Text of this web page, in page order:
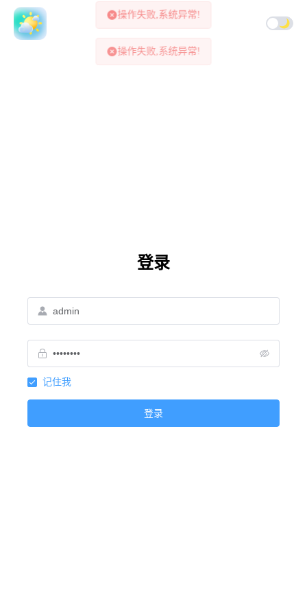
查查天气运营管理系统
登录
记住我
登录
操作失败,系统异常!
操作失败,系统异常!